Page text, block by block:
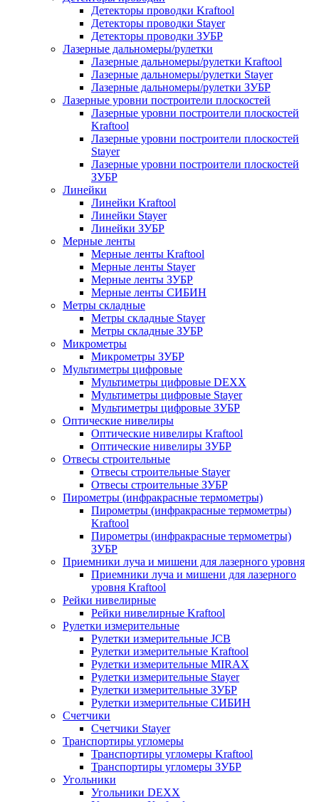
Детекторы проводки Kraftool
Детекторы проводки Stayer
Детекторы проводки ЗУБР
Лазерные дальномеры/рулетки
Лазерные дальномеры/рулетки Kraftool
Лазерные дальномеры/рулетки Stayer
Лазерные дальномеры/рулетки ЗУБР
Лазерные уровни построители плоскостей
Лазерные уровни построители плоскостей
Kraftool
Лазерные уровни построители плоскостей
Stayer
Лазерные уровни построители плоскостей
ЗУБР
Линейки
Линейки Kraftool
Линейки Stayer
Линейки ЗУБР
Мерные ленты
Мерные ленты Kraftool
Мерные ленты Stayer
Мерные ленты ЗУБР
Мерные ленты СИБИН
Метры складные
Метры складные Stayer
Метры складные ЗУБР
Микрометры
Микрометры ЗУБР
Мультиметры цифровые
Мультиметры цифровые DEXX
Мультиметры цифровые Stayer
Мультиметры цифровые ЗУБР
Оптические нивелиры
Оптические нивелиры Kraftool
Оптические нивелиры ЗУБР
Отвесы строительные
Отвесы строительные Stayer
Отвесы строительные ЗУБР
Пирометры (инфракрасные термометры)
Пирометры (инфракрасные термометры)
Kraftool
Пирометры (инфракрасные термометры)
ЗУБР
Приемники луча и мишени для лазерного уровня
Приемники луча и мишени для лазерного
уровня Kraftool
Рейки нивелирные
Рейки нивелирные Kraftool
Рулетки измерительные
Рулетки измерительные JCB
Рулетки измерительные Kraftool
Рулетки измерительные MIRAX
Рулетки измерительные Stayer
Рулетки измерительные ЗУБР
Рулетки измерительные СИБИН
Счетчики
Счетчики Stayer
Транспортиры угломеры
Транспортиры угломеры Kraftool
Транспортиры угломеры ЗУБР
Угольники
Угольники DEXX